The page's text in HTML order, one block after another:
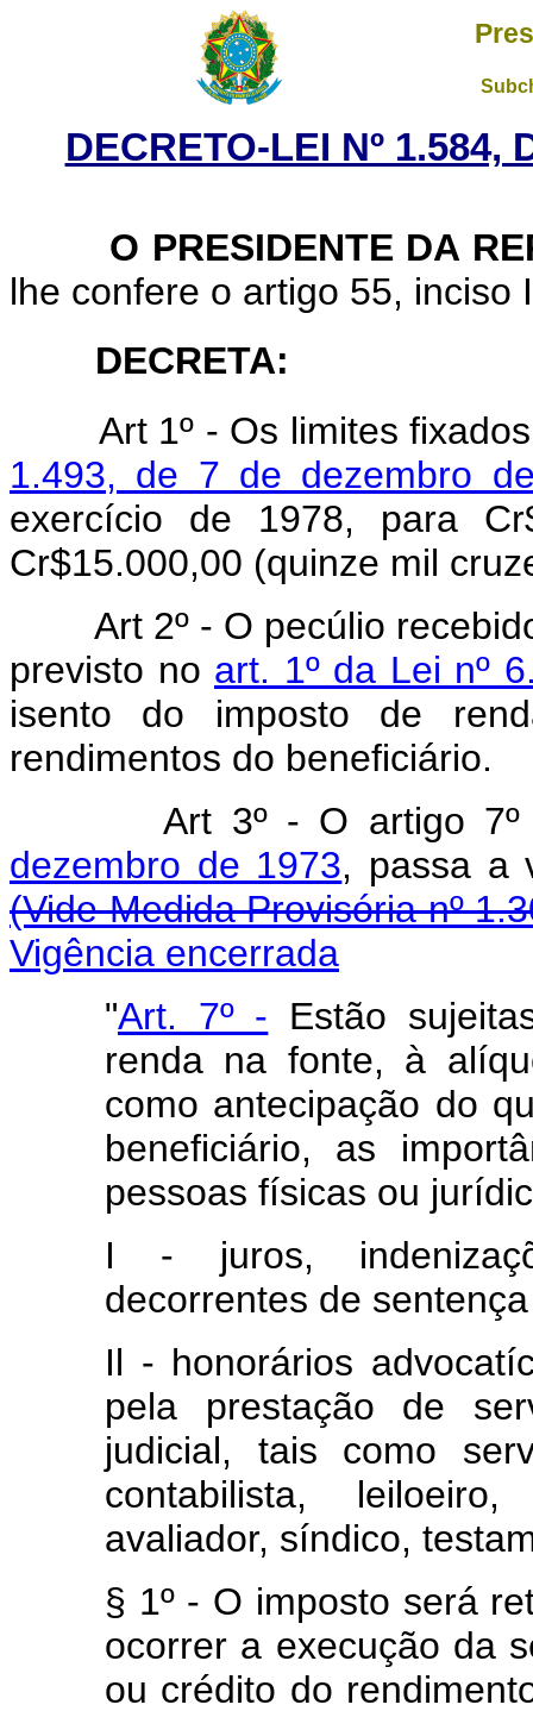
DECRETO-LEI Nº 1.584,
O PRESIDENTE DA
lhe confere o artigo 55, inciso
DECRETA:
Art 1º - Os limites
1.493, de 7 de dezembro
exercício de 1978, para
Cr$15.000,00 (quinze mil
Art 2º - O pecúlio
previsto no art. 1º da Lei nº
isento do imposto de
rendimentos do beneficiário.
Art 3º - O artigo
dezembro de 1973, passa
(Vide Medida Provisória nº
Vigência encerrada
"Art. 7º - Estão
renda na fonte, à
como antecipação do
beneficiário, as
pessoas físicas ou
I - juros,
decorrentes de
Il - honorários
pela prestação de
judicial, tais como
contabilista,
avaliador, síndico,
§ 1º - O imposto será
ocorrer a execução da
ou crédito do